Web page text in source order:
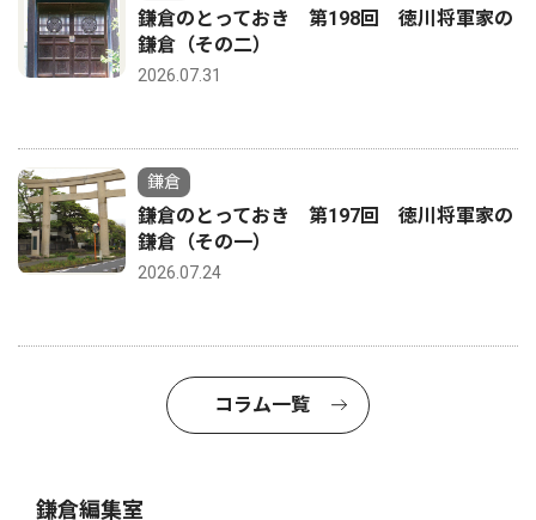
鎌倉のとっておき 第198回 徳川将軍家の
鎌倉（その二）
2026.07.31
鎌倉
鎌倉のとっておき 第197回 徳川将軍家の
鎌倉（その一）
2026.07.24
コラム一覧
鎌倉編集室